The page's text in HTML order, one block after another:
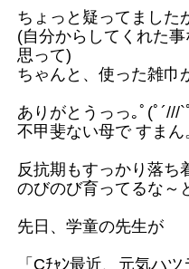
ちょっと疑ってました
(自分からしてくれた
思って)
ちゃんと、使った雑巾
ありがとうっっ｡ﾟ(ﾟ´///`
不甲斐ない母で すまん
反抗期もすっかり落ち
のびのび育ってるな～
先日、学童の先生が
「Cﾁｬﾝ最近、元気ハ